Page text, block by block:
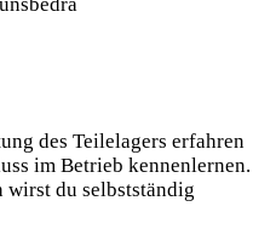
des Teilelagers erfahren
im Betrieb kennenlernen.
du selbstständig